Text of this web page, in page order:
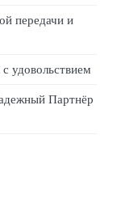
передачи и
удовольствием
Партнёр